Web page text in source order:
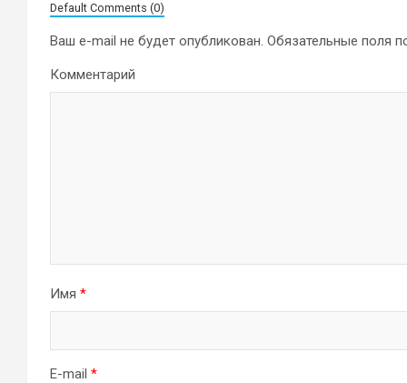
Default Comments (0)
Ваш e-mail не будет опубликован. Обязательные поля
Комментарий
Имя *
E-mail *